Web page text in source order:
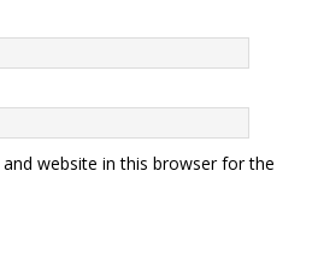
website in this browser for the